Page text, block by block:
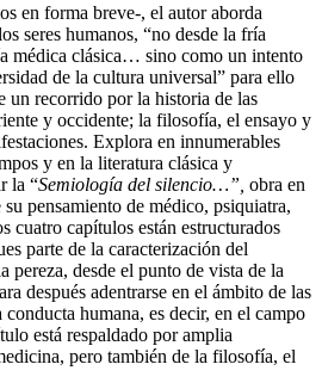
en forma breve-, el autor aborda
seres humanos, “no desde la fría
médica clásica… sino como un intento
de la cultura universal” para ello
un recorrido por la historia de las
y occidente; la filosofía, el ensayo y
Explora en innumerables
y en la literatura clásica y
la “Semiología del silencio…”, obra en
su pensamiento de médico, psiquiatra,
cuatro capítulos están estructurados
parte de la caracterización del
pereza, desde el punto de vista de la
después adentrarse en el ámbito de las
conducta humana, es decir, en el campo
está respaldado por amplia
pero también de la filosofía, el